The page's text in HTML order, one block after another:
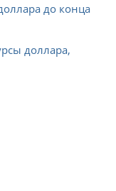
до конца
доллара,